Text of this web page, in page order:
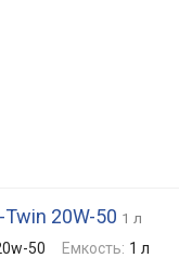
20W-50 1 л
50 Емкость: 1 л